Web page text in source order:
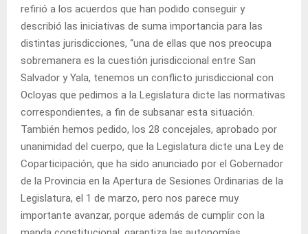
refirió a los acuerdos que han podido conseguir y
describió las iniciativas de suma importancia para las
distintas jurisdicciones, “una de ellas que nos preocupa
sobremanera es la cuestión jurisdiccional entre San
Salvador y Yala, tenemos un conflicto jurisdiccional con
Ocloyas que pedimos a la Legislatura dicte las normativas
correspondientes, a fin de subsanar esta situación.
También hemos pedido, los 28 concejales, aprobado por
unanimidad del cuerpo, que la Legislatura dicte una Ley de
Coparticipación, que ha sido anunciado por el Gobernador
de la Provincia en la Apertura de Sesiones Ordinarias de la
Legislatura, el 1 de marzo, pero nos parece muy
importante avanzar, porque además de cumplir con la